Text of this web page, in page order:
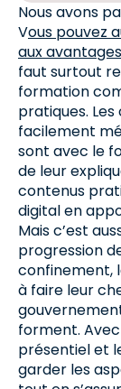
Nous avons
Vous pouvez
aux
faut surtout
formation
pratiques.
facilement
sont avec le
de leur
contenus
digital en
Mais c’est
progression
confinement,
à faire leur
forment.
présentiel et
garder les